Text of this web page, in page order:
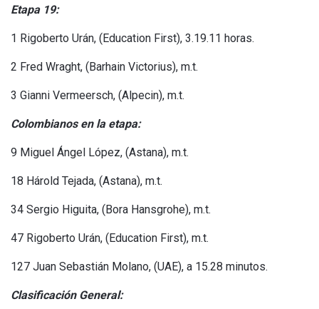
Etapa 19:
1 Rigoberto Urán, (Education First), 3.19.11 horas.
2 Fred Wraght, (Barhain Victorius), m.t.
3 Gianni Vermeersch, (Alpecin), m.t.
Colombianos en la etapa:
9 Miguel Ángel López, (Astana), m.t.
18 Hárold Tejada, (Astana), m.t.
34 Sergio Higuita, (Bora Hansgrohe), m.t.
47 Rigoberto Urán, (Education First), m.t.
127 Juan Sebastián Molano, (UAE), a 15.28 minutos.
Clasificación General: